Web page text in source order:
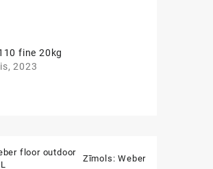
fine 20kg
2023
floor outdoor
Zīmols:Weber